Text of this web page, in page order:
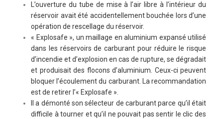
L’ouverture du tube de mise à l’air libre à l’intérieur du
réservoir avait été accidentellement bouchée lors d’une
opération de rescellage du réservoir.
« Explosafe », un maillage en aluminium expansé utilisé
dans les réservoirs de carburant pour réduire le risque
d’incendie et d’explosion en cas de rupture, se dégradait
et produisait des flocons d’aluminium. Ceux-ci peuvent
bloquer l’écoulement du carburant. La recommandation
est de retirer l’« Explosafe ».
Il a démonté son sélecteur de carburant parce qu’il était
difficile à tourner et qu’il ne pouvait pas sentir le clic des